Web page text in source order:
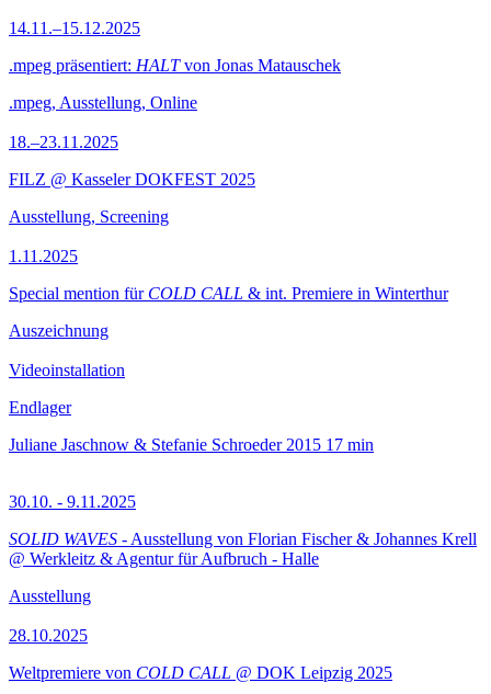
14.11.–15.12.2025
.mpeg präsentiert: HALTvon Jonas Matauschek
.mpeg, Ausstellung, Online
18.–23.11.2025
FILZ @ Kasseler DOKFEST 2025
Ausstellung, Screening
1.11.2025
Special mention für COLD CALL & int. Premiere in Winterthur
Auszeichnung
Videoinstallation
Endlager
Juliane Jaschnow & Stefanie Schroeder 2015 17 min
30.10. - 9.11.2025
SOLID WAVES - Ausstellung von Florian Fischer & Johannes Krell
@ Werkleitz & Agentur für Aufbruch - Halle
Ausstellung
28.10.2025
Weltpremiere von COLD CALL @ DOK Leipzig 2025